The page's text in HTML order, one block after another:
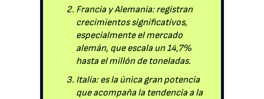
Francia y Alemania: registran
crecimientos significativos,
especialmente el mercado
alemán, que escala un 14,7%
hasta el millón de toneladas.
Italia: es la única gran potencia
que acompaña la tendencia a la